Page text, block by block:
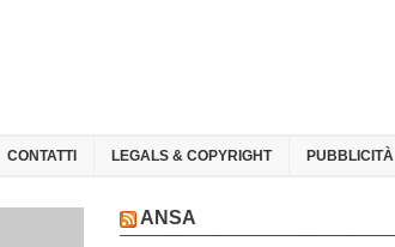
CONTATTI LEGALS & COPYRIGHT PUBBLICITÀ
ANSA